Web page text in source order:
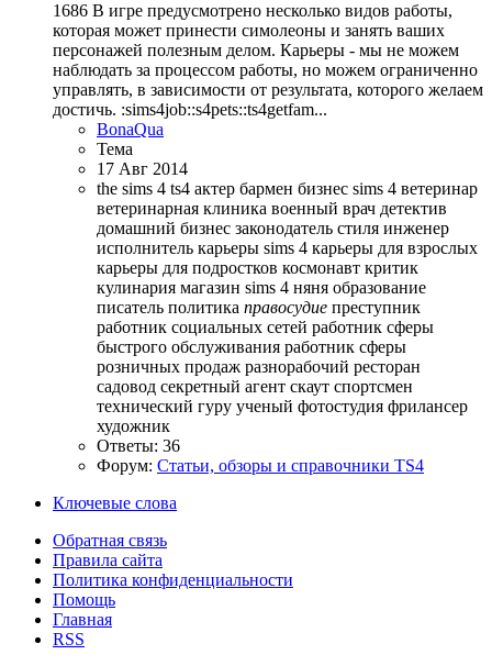
1686 В игре предусмотрено несколько видов работы,
которая может принести симолеоны и занять ваших
персонажей полезным делом. Карьеры - мы не можем
наблюдать за процессом работы, но можем ограниченно
управлять, в зависимости от результата, которого желаем
достичь. :sims4job::s4pets::ts4getfam...
BonaQua
Тема
17 Авг 2014
the sims 4 ts4 актер бармен бизнес sims 4 ветеринар
ветеринарная клиника военный врач детектив
домашний бизнес законодатель стиля инженер
исполнитель карьеры sims 4 карьеры для взрослых
карьеры для подростков космонавт критик
кулинария магазин sims 4 няня образование
писатель политика правосудие преступник
работник социальных сетей работник сферы
быстрого обслуживания работник сферы
розничных продаж разнорабочий ресторан
садовод секретный агент скаут спортсмен
технический гуру ученый фотостудия фрилансер
художник
Ответы: 36
Форум: Статьи, обзоры и справочники TS4
Ключевые слова
Обратная связь
Правила сайта
Политика конфиденциальности
Помощь
Главная
RSS